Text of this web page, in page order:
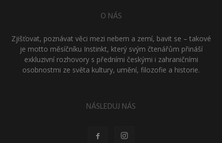
O NÁS
Zjišťovat, poznávat věci mezi nebem a zemí, bavit se – takové
je motto měsíčníku Instinkt, který svým čtenářům přináší
exkluzivní rozhovory s předními českými i zahraničními
osobnostmi ze světa kultury, umění, filozofie a historie.
NÁSLEDUJ NÁS